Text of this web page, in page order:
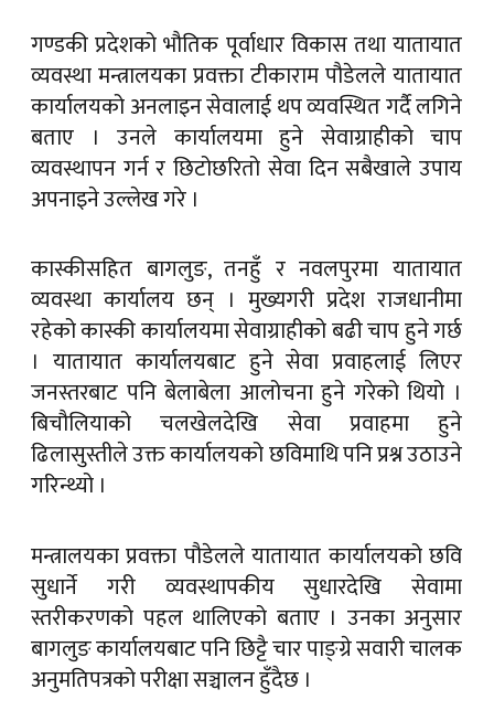
गण्डकी प्रदेशको भौतिक पूर्वाधार विकास तथा यातायात
व्यवस्था मन्त्रालयका प्रवक्ता टीकाराम पौडेलले यातायात
कार्यालयको अनलाइन सेवालाई थप व्यवस्थित गर्दै लगिने
बताए । उनले कार्यालयमा हुने सेवाग्राहीको चाप
व्यवस्थापन गर्न र छिटोछरितो सेवा दिन सबैखाले उपाय
अपनाइने उल्लेख गरे ।
कास्कीसहित बागलुङ, तनहुँ र नवलपुरमा यातायात
व्यवस्था कार्यालय छन् । मुख्यगरी प्रदेश राजधानीमा
रहेको कास्की कार्यालयमा सेवाग्राहीको बढी चाप हुने गर्छ
। यातायात कार्यालयबाट हुने सेवा प्रवाहलाई लिएर
जनस्तरबाट पनि बेलाबेला आलोचना हुने गरेको थियो ।
बिचौलियाको चलखेलदेखि सेवा प्रवाहमा हुने
ढिलासुस्तीले उक्त कार्यालयको छविमाथि पनि प्रश्न उठाउने
गरिन्थ्यो ।
मन्त्रालयका प्रवक्ता पौडेलले यातायात कार्यालयको छवि
सुधार्ने गरी व्यवस्थापकीय सुधारदेखि सेवामा
स्तरीकरणको पहल थालिएको बताए । उनका अनुसार
बागलुङ कार्यालयबाट पनि छिट्टै चार पाङ्ग्रे सवारी चालक
अनुमतिपत्रको परीक्षा सञ्चालन हुँदैछ ।